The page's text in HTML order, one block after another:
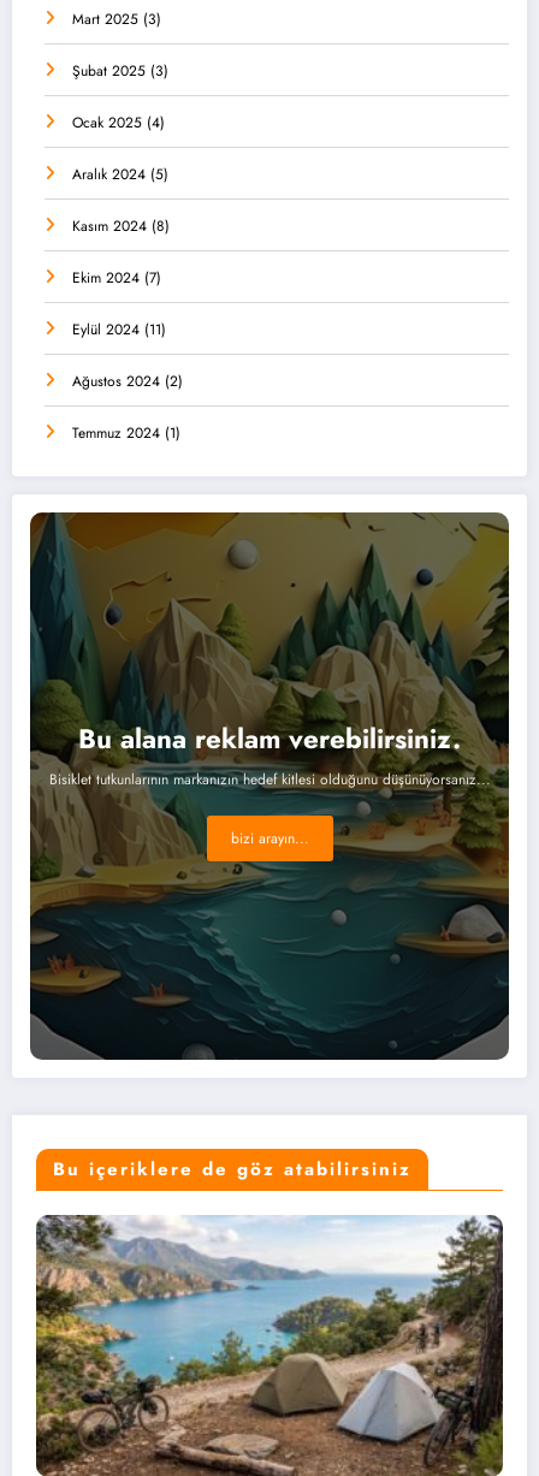
Mart 2025 (3)
Şubat 2025 (3)
Ocak 2025 (4)
Aralık 2024 (5)
Kasım 2024 (8)
Ekim 2024 (7)
Eylül 2024 (11)
Ağustos 2024 (2)
Temmuz 2024 (1)
Bu alana reklam verebilirsiniz.
Bisiklet tutkunlarının markanızın hedef kitlesi olduğunu düşünüyorsanız...
bizi arayın...
Bu içeriklere de göz atabilirsiniz